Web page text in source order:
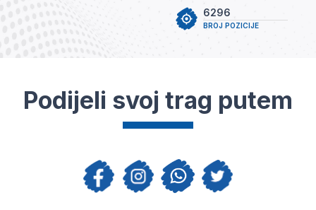
BROJ POZICIJE
6296
Podijeli svoj trag putem